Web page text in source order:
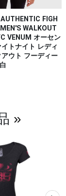
FIGH
WALKOUT
VENUM オーセン
トナイト レディ
ウト フーディー
»